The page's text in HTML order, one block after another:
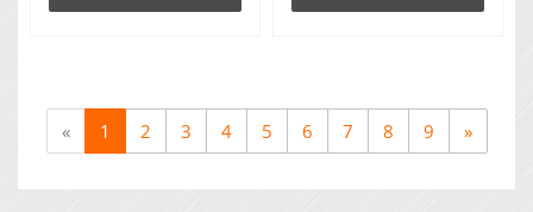
« 1 2 3 4 5 6 7 8 9 »